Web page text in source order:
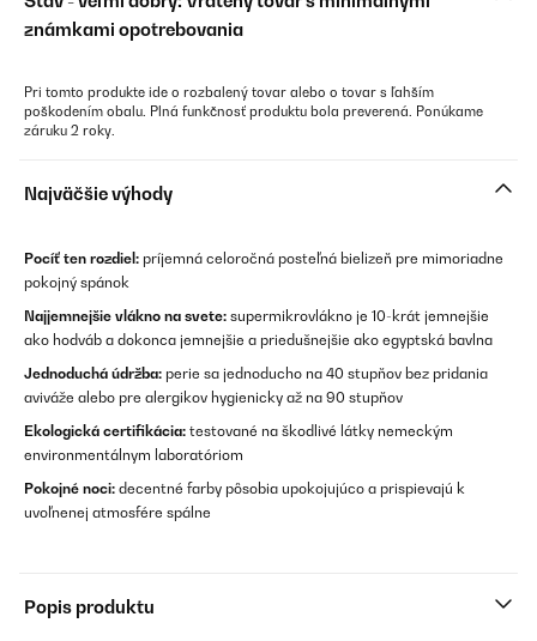
známkami opotrebovania
Pri tomto produkte ide o rozbalený tovar alebo o tovar s ľahším
poškodením obalu. Plná funkčnosť produktu bola preverená. Ponúkame
záruku 2 roky.
Najväčšie výhody
Pocíť ten rozdiel: príjemná celoročná posteľná bielizeň pre mimoriadne
pokojný spánok
Najjemnejšie vlákno na svete: supermikrovlákno je 10-krát jemnejšie
ako hodváb a dokonca jemnejšie a priedušnejšie ako egyptská bavlna
Jednoduchá údržba: perie sa jednoducho na 40 stupňov bez pridania
aviváže alebo pre alergikov hygienicky až na 90 stupňov
Ekologická certifikácia: testované na škodlivé látky nemeckým
environmentálnym laboratóriom
Pokojné noci: decentné farby pôsobia upokojujúco a prispievajú k
uvoľnenej atmosfére spálne
Popis produktu